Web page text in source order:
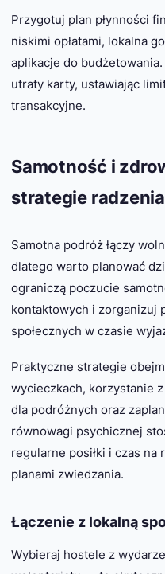
Przygotuj plan płynności
niskimi opłatami, lokalna
aplikacje do
utraty karty, ustawiając
transakcyjne.
Samotność i
strategie
Samotna podróż łączy
dlatego warto planować
ograniczą poczucie
kontaktowych i zorganizuj
społecznych w czasie
Praktyczne strategie
wycieczkach, korzystanie
dla podróżnych oraz
równowagi psychicznej
regularne posiłki i czas
planami zwiedzania.
Łączenie z lokalną
Wybieraj hostele z